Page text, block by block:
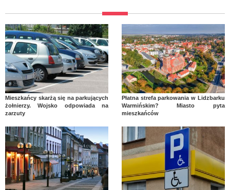
Mieszkańcy skarżą się na parkujących
żołnierzy. Wojsko odpowiada na
zarzuty
Płatna strefa parkowania w Lidzbarku
Warmińskim? Miasto pyta
mieszkańców